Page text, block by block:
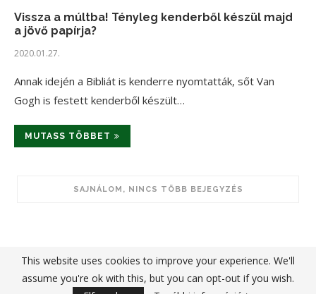
Vissza a múltba! Tényleg kenderből készül majd
a jövő papírja?
2020.01.27.
Annak idején a Bibliát is kenderre nyomtatták, sőt Van
Gogh is festett kenderből készült…
MUTASS TÖBBET
This website uses cookies to improve your experience. We'll
assume you're ok with this, but you can opt-out if you wish.